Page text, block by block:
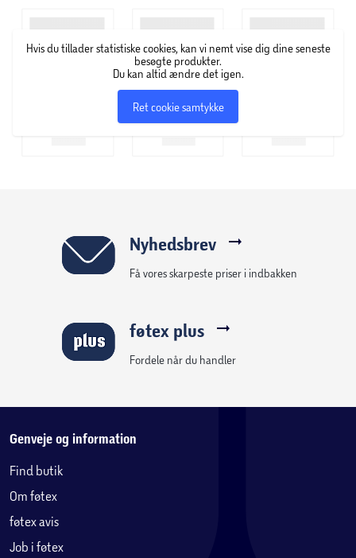
handling på hele kosmetikområdet, især på farvet
kosmetik. GOSH Copenhagen specialiserer sig i at udvikle
makeup, der kun indeholder ingredienser af høj kvalitet.
Derfor finder du også et stort udvalg af veganske,
parfumefri og allergicertificerede produkter i deres
Hvis du tillader statistiske cookies, kan vi nemt vise dig dine seneste
besøgte produkter.
Du kan altid ændre det igen.
Ret cookie samtykke
Nyhedsbrev
Få vores skarpeste priser i indbakken
føtex plus
Fordele når du handler
Genveje og information
Find butik
Om føtex
føtex avis
Job i føtex